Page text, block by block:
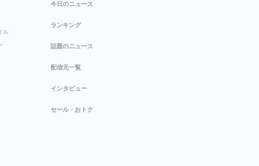
ル
今日のニュース
ランキング
話題のニュース
配信元一覧
インタビュー
セール・おトク